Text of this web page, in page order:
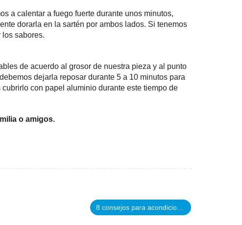
a calentar a fuego fuerte durante unos minutos,
dorarla en la sartén por ambos lados. Si tenemos
los sabores.
de acuerdo al grosor de nuestra pieza y al punto
dejarla reposar durante 5 a 10 minutos para
con papel aluminio durante este tiempo de
o amigos.